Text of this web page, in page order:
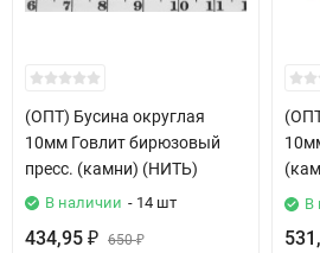
(ОПТ) Бусина округлая
10мм Говлит бирюзовый
пресс. (камни) (НИТЬ)
В наличии - 14 шт
434,95 ₽ 650₽
В